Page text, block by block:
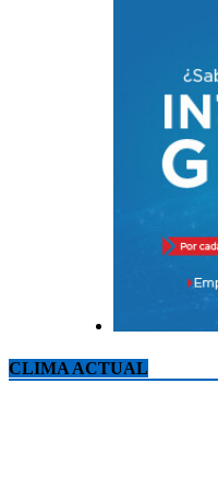
CLIMA ACTUAL